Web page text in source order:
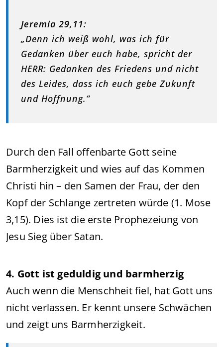
Jeremia 29,11:
„Denn ich weiß wohl, was ich für
Gedanken über euch habe, spricht der
HERR: Gedanken des Friedens und nicht
des Leides, dass ich euch gebe Zukunft
und Hoffnung.“
Durch den Fall offenbarte Gott seine
Barmherzigkeit und wies auf das Kommen
Christi hin – den Samen der Frau, der den
Kopf der Schlange zertreten würde (1. Mose
3,15). Dies ist die erste Prophezeiung von
Jesu Sieg über Satan.
4. Gott ist geduldig und barmherzig
Auch wenn die Menschheit fiel, hat Gott uns
nicht verlassen. Er kennt unsere Schwächen
und zeigt uns Barmherzigkeit.